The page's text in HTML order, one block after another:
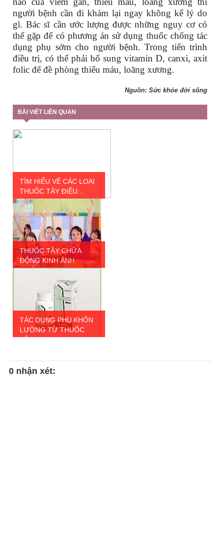
người bệnh cần đi khám lại ngay không kể lý do
gì. Bác sĩ cần ước lượng được những nguy cơ có
thể gặp để có phương án sử dụng thuốc chống tác
dụng phụ sớm cho người bệnh. Trong tiến trình
điều trị, có thể phải bổ sung vitamin D, canxi, axit
folic để đề phòng thiếu máu, loãng xương.
Nguồn: Sức khỏe đời sống
BÀI VIẾT LIÊN QUAN
TÌM HIỂU VỀ CÁC LOẠI
THUỐC TÂY ĐIỀU...
THUỐC TÂY CHỮA
ĐỘNG KINH ẢNH
HƯỞNG ...
TÁC DỤNG PHỤ KHÔN
LƯỜNG TỪ THUỐC
TÂ...
0 nhận xét: